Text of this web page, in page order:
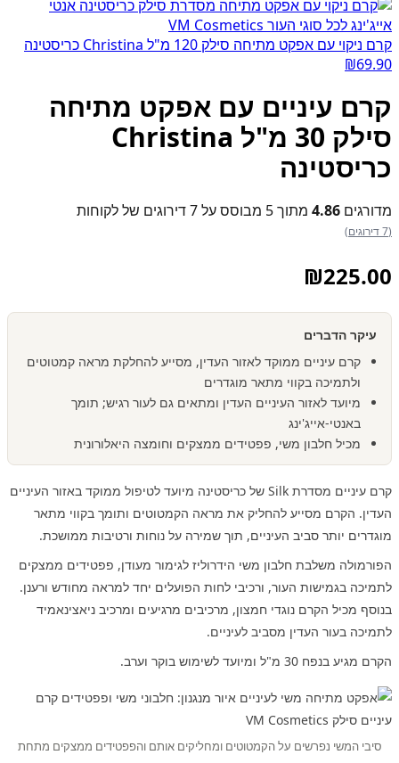
קרם ניקוי עם אפקט מתיחה סילק 120 מ"ל Christina כריסטינה
₪69.90
קרם עיניים עם אפקט מתיחה
סילק 30 מ"ל Christina
כריסטינה
מדורגים 4.86 מתוך 5 מבוסס על 7דירוגים של לקוחות
(7 דירוגים)
₪225.00
עיקר הדברים
קרם עיניים ממוקד לאזור העדין, מסייע להחלקת מראה קמטוטים
ולתמיכה בקווי מתאר מוגדרים
מיועד לאזור העיניים העדין ומתאים גם לעור רגיש; תומך
באנטי-אייג'ינג
מכיל חלבון משי, פפטידים ממצקים וחומצה היאלורונית
קרם עיניים מסדרת Silk של כריסטינה מיועד לטיפול ממוקד באזור העיניים
העדין. הקרם מסייע להחליק את מראה הקמטוטים ותומך בקווי מתאר
מוגדרים יותר סביב העיניים, תוך שמירה על נוחות ורטיבות ממושכת.
הפורמולה משלבת חלבון משי הידרוליז לגימור מעודן, פפטידים ממצקים
לתמיכה בגמישות העור, ורכיבי לחות הפועלים יחד למראה מחודש ורענן.
בנוסף מכיל הקרם נוגדי חמצון, מרכיבים מרגיעים ומרכיב ניאצינאמיד
לתמיכה בעור העדין מסביב לעיניים.
הקרם מגיע בנפח 30 מ"ל ומיועד לשימוש בוקר וערב.
סיבי המשי נפרשים על הקמטוטים ומחליקים אותם והפפטידים ממצקים מתחת